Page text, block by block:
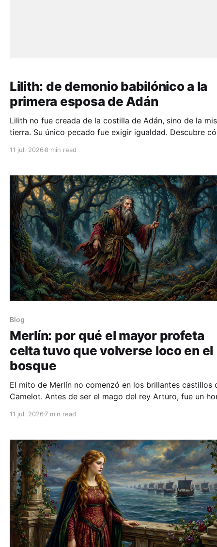
Lilith: de demonio babilónico a la
primera esposa de Adán
Lilith no fue creada de la costilla de Adán, sino de la
tierra. Su único pecado fue exigir igualdad. Descubre
símbolo feminista más poderoso.
11 jul. 2026 8 min read
Blog
Merlín: por qué el mayor profeta
celta tuvo que volverse loco en el
bosque
El mito de Merlín no comenzó en los brillantes castillos
Camelot. Antes de ser el mago del rey Arturo, fue un
cambio del don de la profecía.
11 jul. 2026 7 min read